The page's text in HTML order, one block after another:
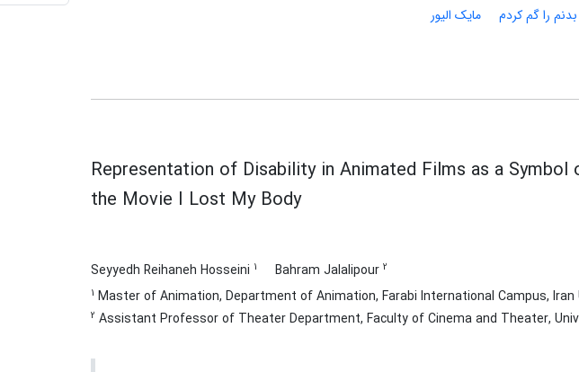
را گم کردم
مایک الیور
Representation of Disability in Animated Films as a
the Movie I Lost My Body
Seyyedh Reihaneh Hosseini 1 Bahram Jalalipour 2
1 Master of Animation, Department of Animation, Farabi International Campus,
2 Assistant Professor of Theater Department, Faculty of Cinema and Theater,